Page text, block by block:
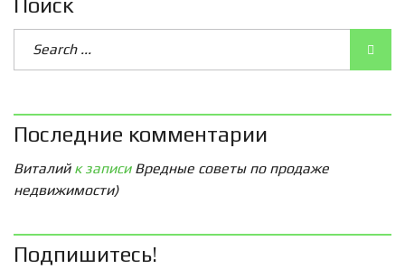
Поиск
Последние комментарии
Виталийк записи Вредные советы по продаже
недвижимости)
Подпишитесь!